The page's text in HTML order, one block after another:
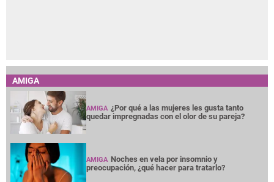
AMIGA
AMIGA ¿Por qué a las mujeres les gusta tanto
quedar impregnadas con el olor de su pareja?
AMIGA Noches en vela por insomnio y
preocupación, ¿qué hacer para tratarlo?